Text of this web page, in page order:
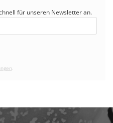
für unseren Newsletter an.